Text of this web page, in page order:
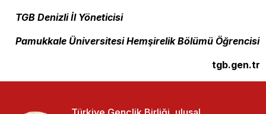
TGB Denizli İl Yöneticisi
Pamukkale Üniversitesi Hemşirelik Bölümü Öğrencisi
tgb.gen.tr